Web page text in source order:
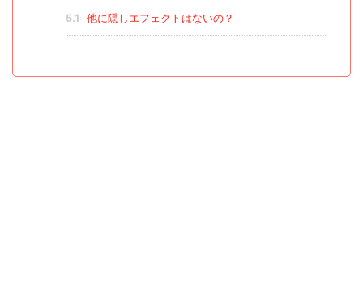
5.1 他に隠しエフェクトはないの？